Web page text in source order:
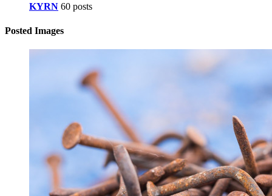
KYRN 60 posts
Posted Images